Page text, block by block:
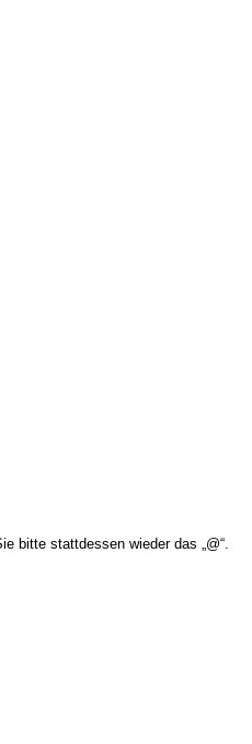
bitte stattdessen wieder das „@“.